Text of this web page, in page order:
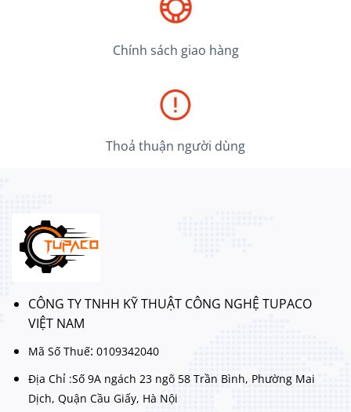
Chính sách giao hàng
Thoả thuận người dùng
CÔNG TY TNHH KỸ THUẬT CÔNG NGHỆ TUPACO
VIỆT NAM
Mã Số Thuế: 0109342040
Địa Chỉ :Số 9A ngách 23 ngõ 58 Trần Bình, Phường Mai
Dịch, Quận Cầu Giấy, Hà Nội